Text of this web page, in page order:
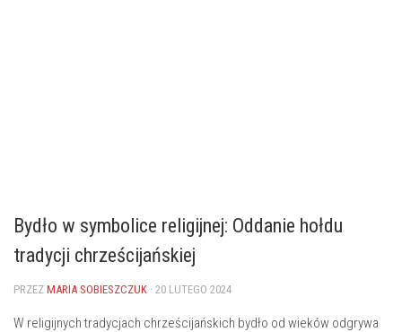
Bydło w symbolice religijnej: Oddanie hołdu
tradycji chrześcijańskiej
PRZEZ MARIA SOBIESZCZUK · 20 LUTEGO 2024
W religijnych tradycjach chrześcijańskich bydło od wieków odgrywa